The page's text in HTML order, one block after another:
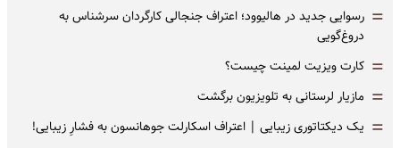
= رسوایی جدید در هالیوود؛ اعتراف جنجالی کارگردان سرشناس به
دروغ‌گویی
= کارت ویزیت لمینت چیست؟
= مازیار لرستانی به تلویزیون برگشت
= یک دیکتاتوری زیبایی | اعتراف اسکارلت جوهانسون به فشارِ زیبایی!